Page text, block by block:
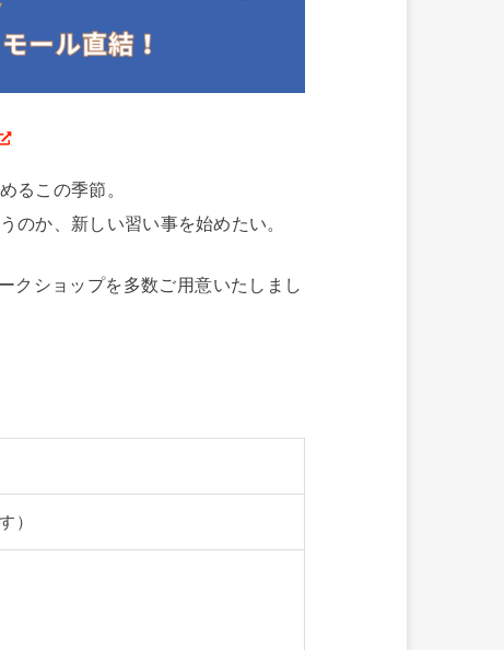
るこの季節。
のか、新しい習い事を始めたい。
クショップを多数ご用意いたしまし
）